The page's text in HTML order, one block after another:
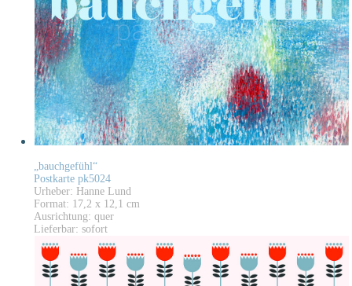
„bauchgefühl“
Postkarte pk5024
Urheber: Hanne Lund
Format: 17,2 x 12,1 cm
Ausrichtung: quer
Lieferbar: sofort